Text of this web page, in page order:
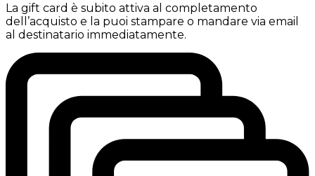
La gift card è subito attiva al completamento
dell’acquisto e la puoi stampare o mandare via email
al destinatario immediatamente.